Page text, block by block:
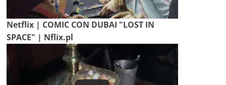
Netflix | COMIC CON DUBAI "LOST IN
SPACE" | Nflix.pl